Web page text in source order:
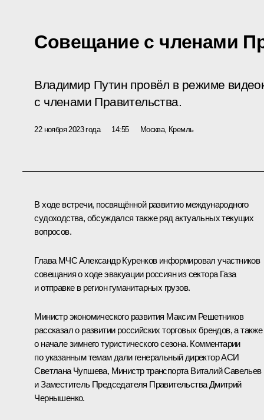
Совещание с членами
Владимир Путин провёл в режиме
с членами Правительства.
22 ноября 2023 года 14:55 Москва, Кремль
В ходе встречи, посвящённой развитию международного
судоходства, обсуждался также ряд актуальных текущих
вопросов.
Глава МЧСАлександр Куренковинформировал участников
совещания о ходе эвакуации россиян из сектора Газа
и отправке в регион гуманитарных грузов.
Министр экономического развития Максим Решетников
рассказал о развитии российских торговых брендов, а также
о начале зимнего туристического сезона. Комментарии
по указанным темам дали генеральный директор АСИ
Светлана Чупшева, Министр транспорта Виталий Савельев
и Заместитель Председателя ПравительстваДмитрий
Чернышенко.